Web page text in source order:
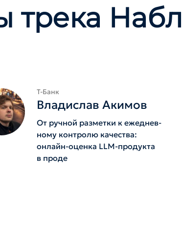
трека
Т-Банк
Владислав Акимов
От ручной разметки к ежеднев­
ному контролю качества:
онлайн-оценка LLM-продукта
в проде